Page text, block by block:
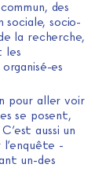
des
sociale, socio-
la recherche,
les
es
pour aller voir
se posent,
aussi un
l’enquête -
un-des